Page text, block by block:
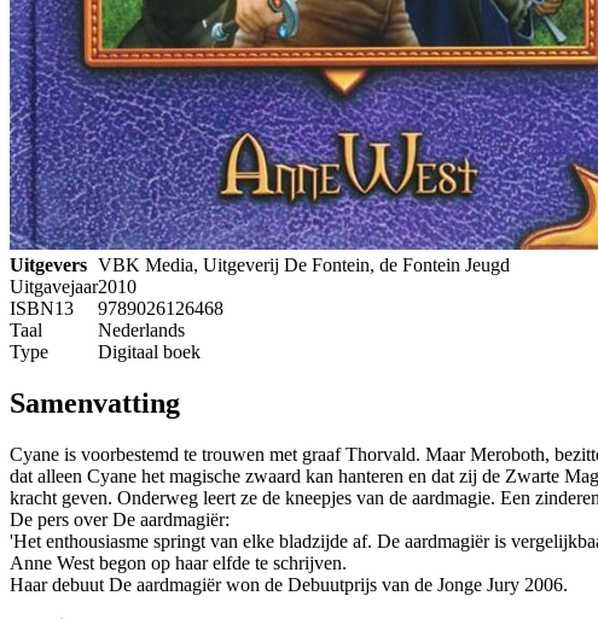
Uitgevers VBK Media, Uitgeverij De Fontein, de Fontein Jeugd
Uitgavejaar2010
ISBN13
9789026126468
Taal
Nederlands
Type
Digitaal boek
Samenvatting
Cyane is voorbestemd te trouwen met graaf Thorvald. Maar Meroboth,
dat alleen Cyane het magische zwaard kan hanteren en dat zij de Zwarte
kracht geven. Onderweg leert ze de kneepjes van de aardmagie. Een
De pers over De aardmagiër:
'Het enthousiasme springt van elke bladzijde af. De aardmagiër is
Anne West begon op haar elfde te schrijven.
Haar debuut De aardmagiër won de Debuutprijs van de Jonge Jury 2006.